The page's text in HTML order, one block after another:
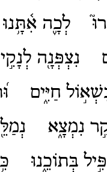
לְכָ֪ה אִ֫תָּ֥נוּ
נִצְפְּנָ֖ה לְנָקִ֣י
חַיִּ֑ים
נִמְצָ֑א
בְּתוֹכֵ֑נוּ